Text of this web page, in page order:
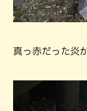
真っ赤だった炎